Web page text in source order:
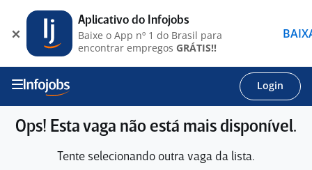
Login
Ops! Esta vaga não está mais disponível.
Tente selecionando outra vaga da lista.
Aplicativo do Infojobs
Baixe o App nº 1 do Brasil para
encontrar empregos GRÁTIS!!